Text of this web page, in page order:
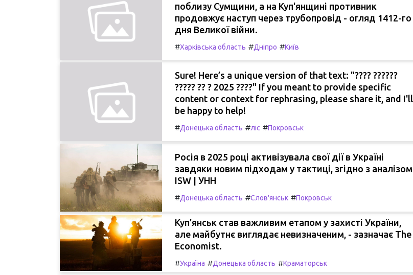
поблизу Сумщини, а на Куп'янщині противник
продовжує наступ через трубопровід - огляд 1412-го
дня Великої війни.
#Харківська область #Дніпро #Київ
Sure! Here’s a unique version of that text: "???? ??????
????? ?? ? 2025 ????" If you meant to provide specific
content or context for rephrasing, please share it, and I'll
be happy to help!
#Донецька область #ліс #Покровськ
Росія в 2025 році активізувала свої дії в Україні
завдяки новим підходам у тактиці, згідно з аналізом
ISW | УНН
#Донецька область #Слов'янськ #Покровськ
Куп'янськ став важливим етапом у захисті України,
але майбутнє виглядає невизначеним, - зазначає The
Economist.
#Україна #Донецька область #Краматорськ